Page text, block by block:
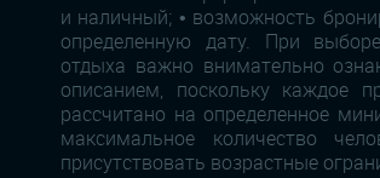
и наличный; • возможность
определенную дату. При
отдыха важно внимательно
описанием, поскольку каждое
рассчитано на определенное
максимальное количество
присутствовать возрастные